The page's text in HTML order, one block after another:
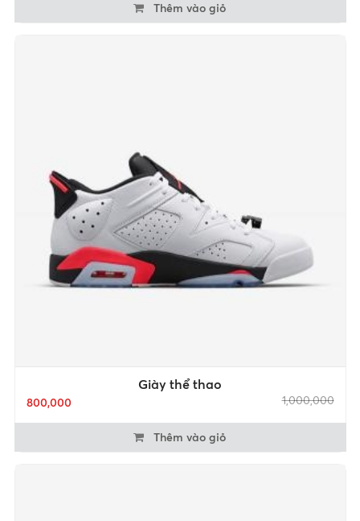
Thêm vào giỏ
Giày thể thao
800,000 1,000,000
Thêm vào giỏ